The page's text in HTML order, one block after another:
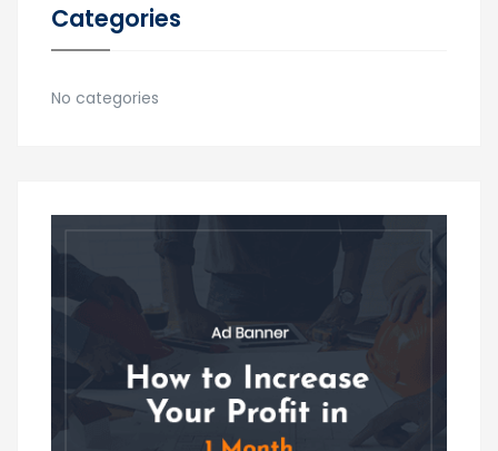
Categories
No categories